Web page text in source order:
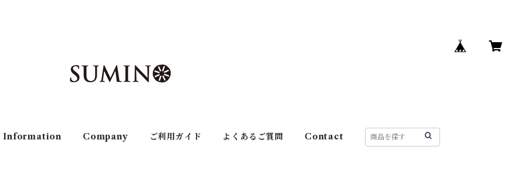
Information Company ご利用ガイド よくあるご質問 Contact